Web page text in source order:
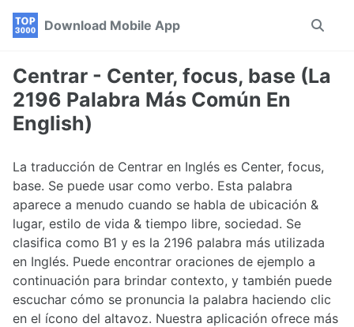
Skip
navigation
Skip
Skip
Download Mobile App
Toggle
Centrar - Center, focus, base (La
2196 Palabra Más Común En
English)
La traducción de Centrar en Inglés es Center, focus,
base. Se puede usar como verbo. Esta palabra
aparece a menudo cuando se habla de ubicación &
lugar, estilo de vida & tiempo libre, sociedad. Se
clasifica como B1 y es la 2196 palabra más utilizada
en Inglés. Puede encontrar oraciones de ejemplo a
continuación para brindar contexto, y también puede
escuchar cómo se pronuncia la palabra haciendo clic
en el ícono del altavoz. Nuestra aplicación ofrece más